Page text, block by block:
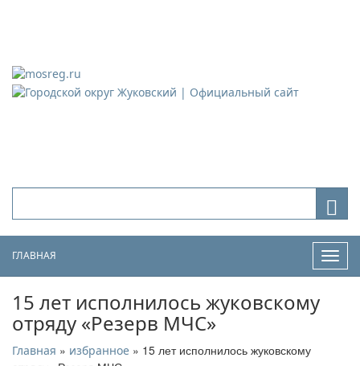
ГЛАВНАЯ
15 лет исполнилось жуковскому
отряду «Резерв МЧС»
Главная » избранное » 15 лет исполнилось жуковскому